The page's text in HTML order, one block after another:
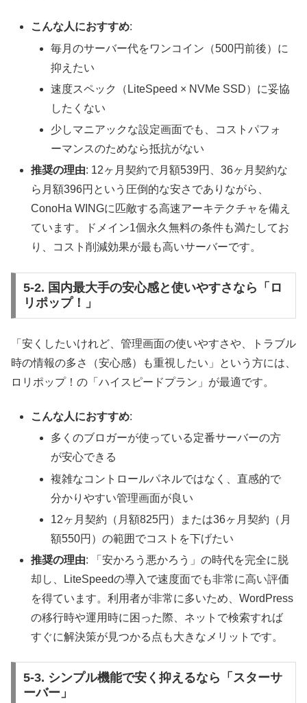
こんな人におすすめ:
毎月のサーバー代をワンコイン（500円前後）に
抑えたい
速度スペック（LiteSpeed × NVMe SSD）に妥協
したくない
少しマニアックな設定画面でも、コストパフォ
ーマンスのためなら抵抗がない
推奨の理由: 12ヶ月契約で月額539円、36ヶ月契約な
ら月額396円という圧倒的な安さでありながら、
ConoHa WINGに匹敵する高速アーキテクチャを備え
ています。ドメイン1個永久無料の条件も満たしてお
り、コスト削減効果が最も高いサーバーです。
5-2. 国内最大手の安心感と使いやすさなら「ロ
リポップ！」
「安くしたいけれど、管理画面の使いやすさや、トラブル
時の情報の多さ（安心感）も重視したい」という方には、
ロリポップ！の「ハイスピードプラン」が最適です。
こんな人におすすめ:
多くのブロガーが使っている定番サーバーの方
が安心できる
複雑なコントロールパネルではなく、直感的で
分かりやすい管理画面が良い
12ヶ月契約（月額825円）または36ヶ月契約（月
額550円）の範囲でコストを下げたい
推奨の理由: 「安かろう悪かろう」の時代を完全に脱
却し、LiteSpeedの導入で速度面でも非常に高い評価
を得ています。利用者が非常に多いため、WordPress
の移行時や運用時に困った際、ネットで検索すれば
すぐに解決策が見つかる点も大きなメリットです。
5-3. シンプル機能で安く抑えるなら「スターサ
ーバー」